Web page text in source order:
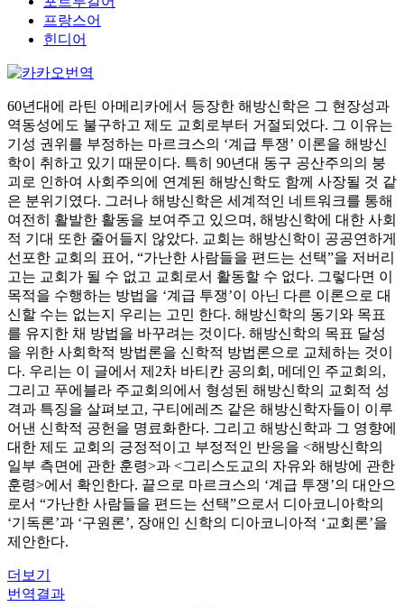
프랑스어
힌디어
60년대에 라틴 아메리카에서 등장한 해방신학은 그 현장성과
역동성에도 불구하고 제도 교회로부터 거절되었다. 그 이유는
기성 권위를 부정하는 마르크스의 ‘계급 투쟁’ 이론을 해방신
학이 취하고 있기 때문이다. 특히 90년대 동구 공산주의의 붕
괴로 인하여 사회주의에 연계된 해방신학도 함께 사장될 것 같
은 분위기였다. 그러나 해방신학은 세계적인 네트워크를 통해
여전히 활발한 활동을 보여주고 있으며, 해방신학에 대한 사회
적 기대 또한 줄어들지 않았다. 교회는 해방신학이 공공연하게
선포한 교회의 표어, “가난한 사람들을 편드는 선택”을 저버리
고는 교회가 될 수 없고 교회로서 활동할 수 없다. 그렇다면 이
목적을 수행하는 방법을 ‘계급 투쟁’이 아닌 다른 이론으로 대
신할 수는 없는지 우리는 고민 한다. 해방신학의 동기와 목표
를 유지한 채 방법을 바꾸려는 것이다. 해방신학의 목표 달성
을 위한 사회학적 방법론을 신학적 방법론으로 교체하는 것이
다. 우리는 이 글에서 제2차 바티칸 공의회, 메데인 주교회의,
그리고 푸에블라 주교회의에서 형성된 해방신학의 교회적 성
격과 특징을 살펴보고, 구티에레즈 같은 해방신학자들이 이루
어낸 신학적 공헌을 명료화한다. 그리고 해방신학과 그 영향에
대한 제도 교회의 긍정적이고 부정적인 반응을 <해방신학의
일부 측면에 관한 훈령>과 <그리스도교의 자유와 해방에 관한
훈령>에서 확인한다. 끝으로 마르크스의 ‘계급 투쟁’의 대안으
로서 “가난한 사람들을 편드는 선택”으로서 디아코니아학의
‘기독론’과 ‘구원론’, 장애인 신학의 디아코니아적 ‘교회론’을
제안한다.
더보기
번역결과